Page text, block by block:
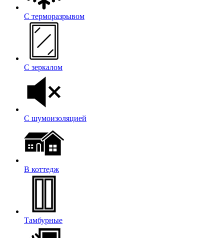
С терморазрывом
С зеркалом
С шумоизоляцией
В коттедж
Тамбурные